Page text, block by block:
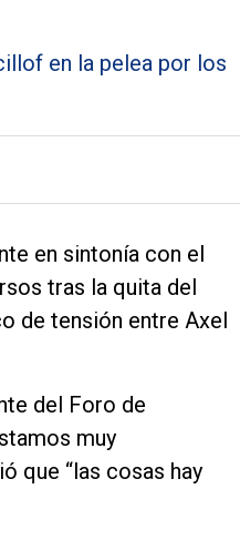
en sintonía con el
tras la quita del
de tensión entre Axel
del Foro de
muy
que “las cosas hay